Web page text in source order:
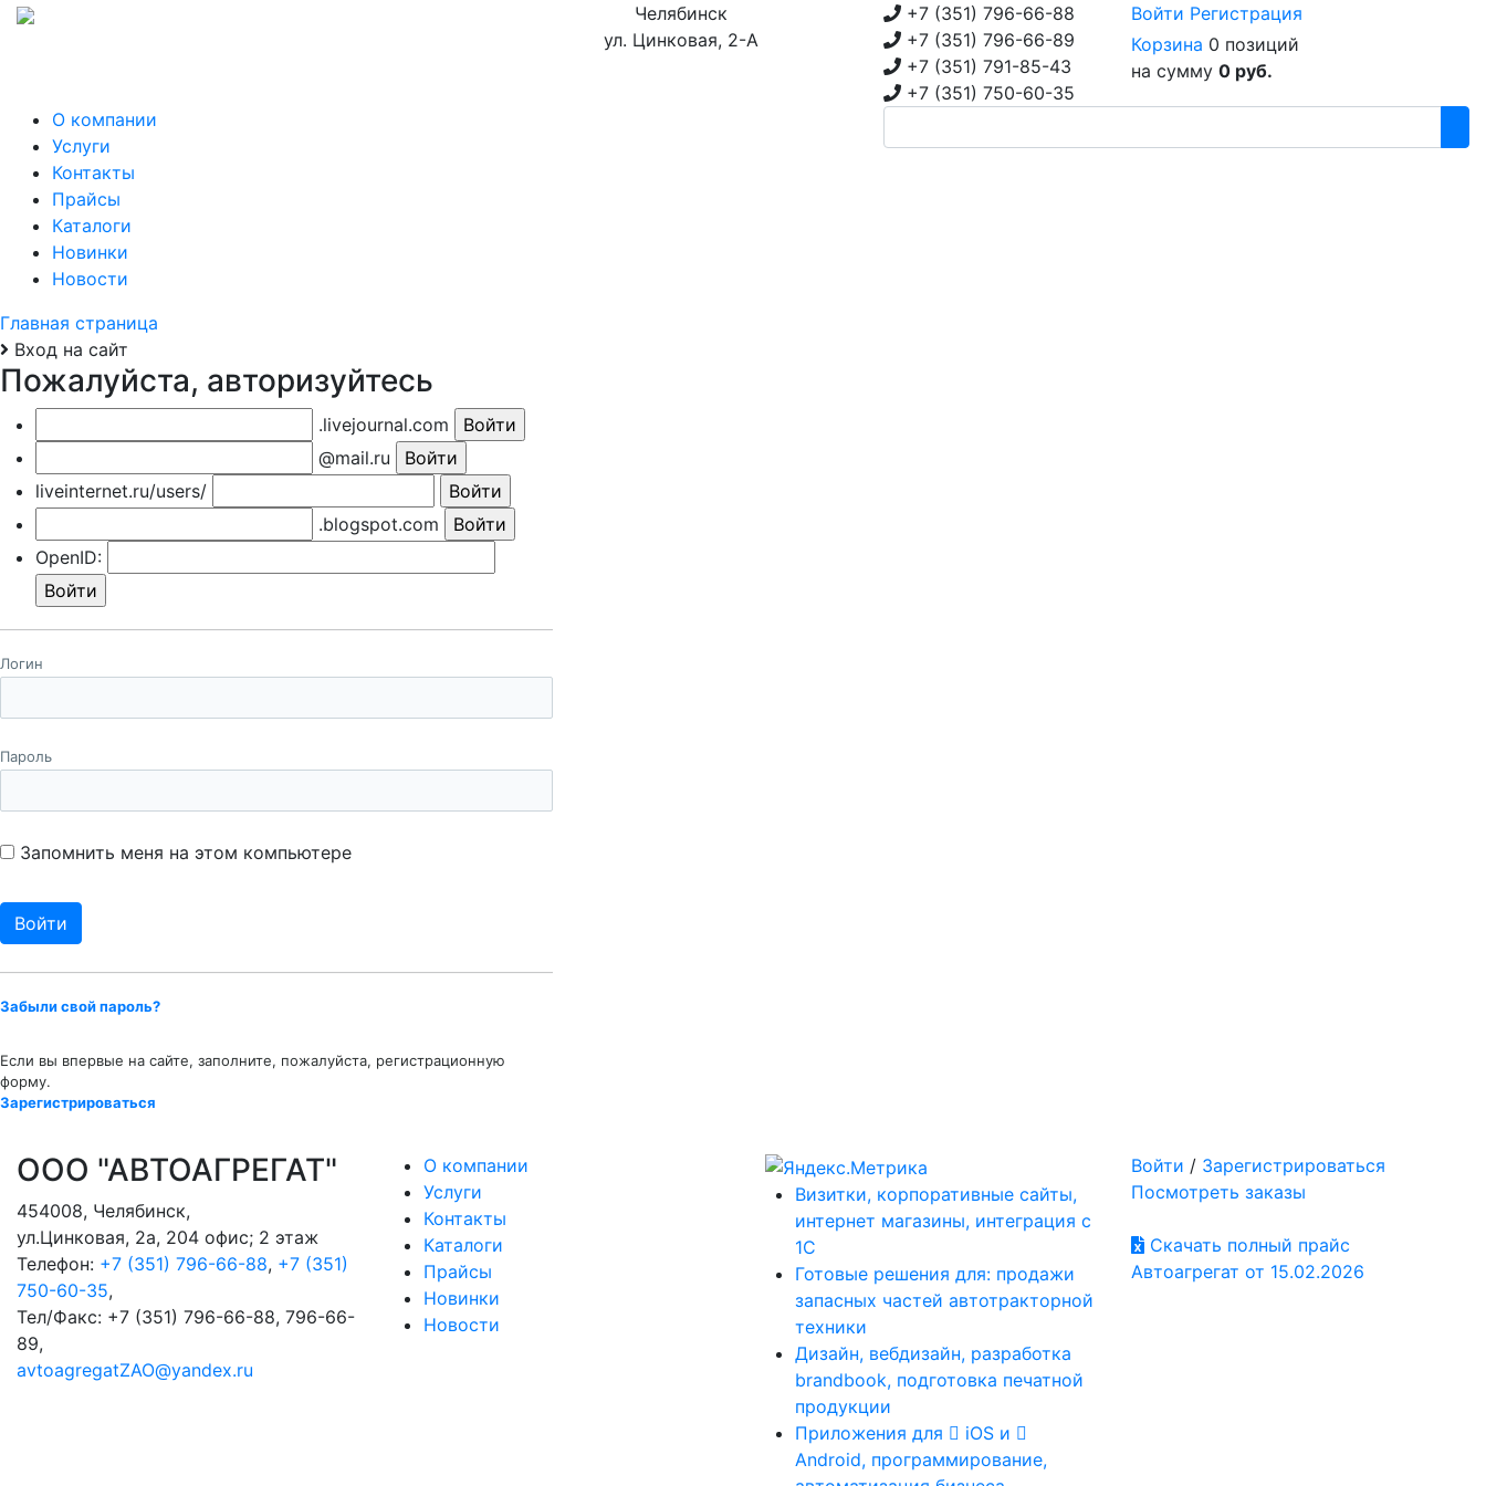
Челябинск
ул. Цинковая, 2-А
+7 (351) 796-66-88
+7 (351) 796-66-89
+7 (351) 791-85-43
+7 (351) 750-60-35
Войти Регистрация
Корзина 0 позиций
на сумму 0 руб.
О компании
Услуги
Контакты
Прайсы
Каталоги
Новинки
Новости
Главная страница
Вход на сайт
Пожалуйста, авторизуйтесь
.livejournal.com
@mail.ru
liveinternet.ru/users/
.blogspot.com
OpenID:
Логин
Пароль
Запомнить меня на этом компьютере
Забыли свой пароль?
Если вы впервые на сайте, заполните, пожалуйста, регистрационную
форму.
Зарегистрироваться
ООО "АВТОАГРЕГАТ"
454008, Челябинск,
ул.Цинковая, 2а, 204 офис; 2 этаж
Телефон: +7 (351) 796-66-88, +7 (351)
750-60-35,
Тел/Факс: +7 (351) 796-66-88, 796-66-
89,
avtoagregatZAO@yandex.ru
О компании
Услуги
Контакты
Каталоги
Прайсы
Новинки
Новости
Визитки, корпоративные сайты,
интернет магазины, интеграция с
1С
Готовые решения для: продажи
запасных частей автотракторной
техники
Дизайн, вебдизайн, разработка
brandbook, подготовка печатной
продукции
Приложения для
iOS и
Android, программирование,
Войти / Зарегистрироваться
Посмотреть заказы
Скачать полный прайс
Автоагрегат от 15.02.2026